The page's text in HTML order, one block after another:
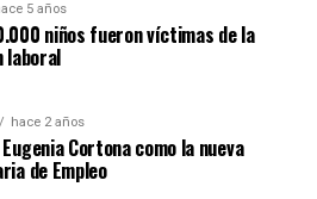
5 años
niños fueron víctimas de la
laboral
hace 2 años
Cortona como la nueva
de Empleo